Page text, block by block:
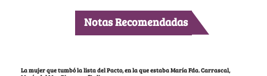
Notas Recomendadas
La mujer que tumbó la lista del Pacto, en la que estaba María Fda. Carrascal,